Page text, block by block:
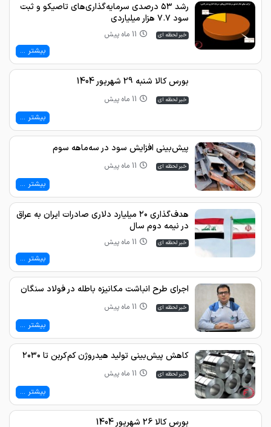
رشد ۵۳ درصدی سرمایه‌گذاری‌های تاصیکو و ثبت
سود ۷.۷ هزار میلیاردی
خبر لحظه ای
11 ماه پیش
بیشتر ...
بورس کالا شنبه 29 شهریور 1404
خبر لحظه ای
11 ماه پیش
بیشتر ...
پیش‌بینی افزایش سود در سه‌ماهه سوم
خبر لحظه ای
11 ماه پیش
بیشتر ...
هدف‌گذاری ۲۰ میلیارد دلاری صادرات ایران به عراق
در نیمه دوم سال
خبر لحظه ای
11 ماه پیش
بیشتر ...
اجرای طرح انباشت مکانیزه باطله در فولاد سنگان
خبر لحظه ای
11 ماه پیش
بیشتر ...
کاهش پیش‌بینی تولید هیدروژن کم‌کربن تا ۲۰۳۰
خبر لحظه ای
11 ماه پیش
بیشتر ...
بورس کالا 26 شهریور 1404